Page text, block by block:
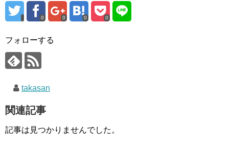
0 0 0 0
フォローする
takasan
関連記事
記事は見つかりませんでした。